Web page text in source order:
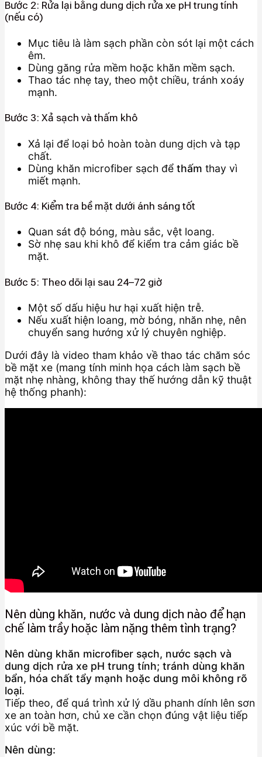
Bước 2: Rửa lại bằng dung dịch rửa xe pH trung tính
(nếu có)
Mục tiêu là làm sạch phần còn sót lại một cách
êm.
Dùng găng rửa mềm hoặc khăn mềm sạch.
Thao tác nhẹ tay, theo một chiều, tránh xoáy
mạnh.
Bước 3: Xả sạch và thấm khô
Xả lại để loại bỏ hoàn toàn dung dịch và tạp
chất.
Dùng khăn microfiber sạch để thấm thay vì
miết mạnh.
Bước 4: Kiểm tra bề mặt dưới ánh sáng tốt
Quan sát độ bóng, màu sắc, vệt loang.
Sờ nhẹ sau khi khô để kiểm tra cảm giác bề
mặt.
Bước 5: Theo dõi lại sau 24–72 giờ
Một số dấu hiệu hư hại xuất hiện trễ.
Nếu xuất hiện loang, mờ bóng, nhăn nhẹ, nên
chuyển sang hướng xử lý chuyên nghiệp.
Dưới đây là video tham khảo về thao tác chăm sóc
bề mặt xe (mang tính minh họa cách làm sạch bề
mặt nhẹ nhàng, không thay thế hướng dẫn kỹ thuật
hệ thống phanh):
Nên dùng khăn, nước và dung dịch nào để hạn
chế làm trầy hoặc làm nặng thêm tình trạng?
Nên dùng khăn microfiber sạch, nước sạch và
dung dịch rửa xe pH trung tính; tránh dùng khăn
bẩn, hóa chất tẩy mạnh hoặc dung môi không rõ
loại.
Tiếp theo, để quá trình xử lý dầu phanh dính lên sơn
xe an toàn hơn, chủ xe cần chọn đúng vật liệu tiếp
xúc với bề mặt.
Nên dùng: